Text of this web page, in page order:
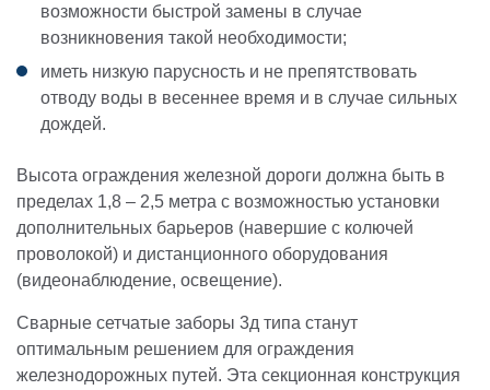
возможности быстрой замены в случае
возникновения такой необходимости;
иметь низкую парусность и не препятствовать
отводу воды в весеннее время и в случае сильных
дождей.
Высота ограждения железной дороги должна быть в
пределах 1,8 – 2,5 метра с возможностью установки
дополнительных барьеров (навершие с колючей
проволокой) и дистанционного оборудования
(видеонаблюдение, освещение).
Сварные сетчатые заборы 3д типа станут
оптимальным решением для ограждения
железнодорожных путей. Эта секционная конструкция